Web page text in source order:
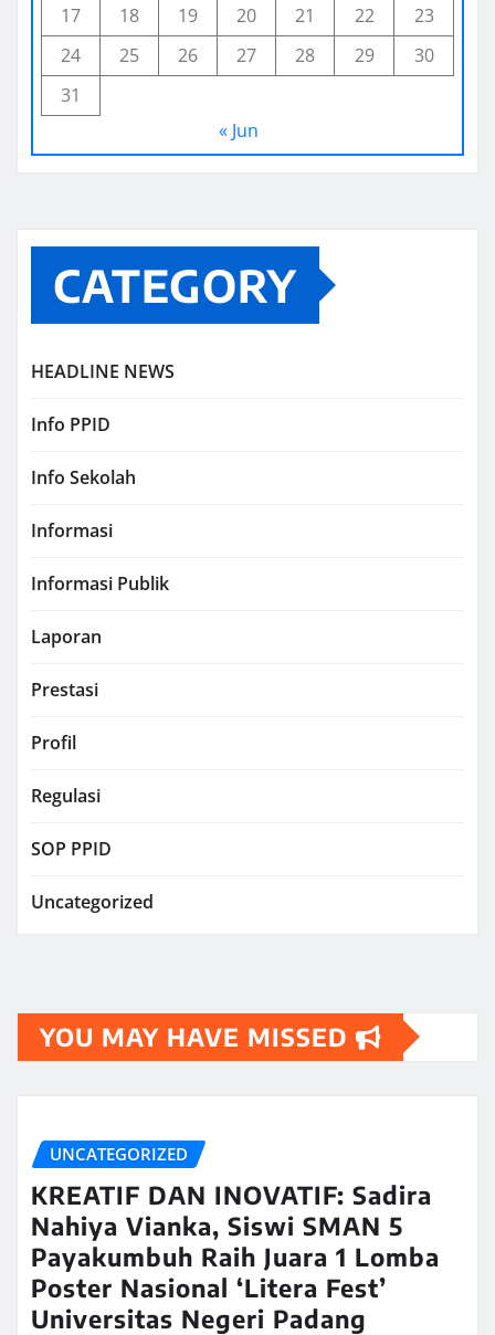
17 18 19 20 21 22
23
24
25 26 27 28 29
30
31
« Jun
CATEGORY
HEADLINE NEWS
Info PPID
Info Sekolah
Informasi
Informasi Publik
Laporan
Prestasi
Profil
Regulasi
SOP PPID
Uncategorized
YOU MAY HAVE MISSED
UNCATEGORIZED
KREATIF DAN INOVATIF: Sadira
Nahiya Vianka, Siswi SMAN 5
Payakumbuh Raih Juara 1 Lomba
Poster Nasional ‘Litera Fest’
Universitas Negeri Padang